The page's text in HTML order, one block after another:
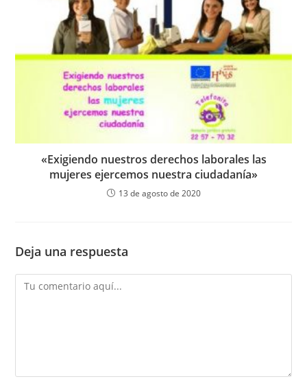
«Exigiendo nuestros derechos laborales las
mujeres ejercemos nuestra ciudadanía»
13 de agosto de 2020
Deja una respuesta
Comentario